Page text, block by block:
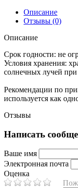
Описание
Отзывы (0)
Описание
Срок годности: не
Условия хранения:
солнечных лучей при
Рекомендации по
используется как
Отзывы
Написать
Ваше имя
Электронная почта
Оценка